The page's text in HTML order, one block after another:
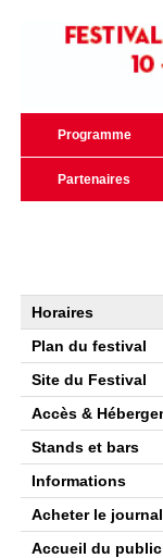
Programme
Partenaires
Horaires
Plan du festival
Site du Festival
Accès &
Stands et bars
Informations
Acheter le
Accueil du public